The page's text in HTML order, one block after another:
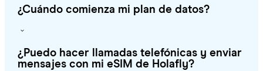
¿Cuándo comienza mi plan de datos?
¿Puedo hacer llamadas telefónicas y enviar
mensajes con mi eSIM de Holafly?